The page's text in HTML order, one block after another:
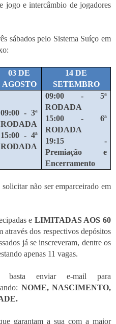
jogo e intercâmbio de jogadores
sábados pelo Sistema Suíço em
03 DE
AGOSTO
14 DE
SETEMBRO
09:00 - 3ª
RODADA
15:00 - 4ª
RODADA
09:00 - 5ª
RODADA
15:00 - 6ª
RODADA
19:15 -
Premiação e
Encerramento
não ser emparceirado em
e LIMITADAS AOS 60
através dos respectivos depósitos
já se inscreveram, dentre os
apenas 11 vagas.
enviar e-mail para
NOME, NASCIMENTO,
garantam a sua com a maior